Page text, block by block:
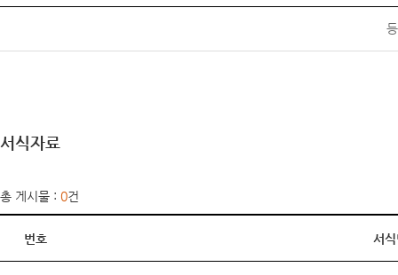
서식자료
총 게시물 : 0건
번호 서